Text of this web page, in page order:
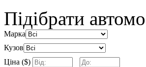
Підібрати
Марка
Кузов
Ціна ($)